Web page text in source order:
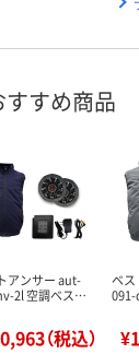
すめ商品
アンサー aut-
2l 空調ベス…
（税込）
ベス